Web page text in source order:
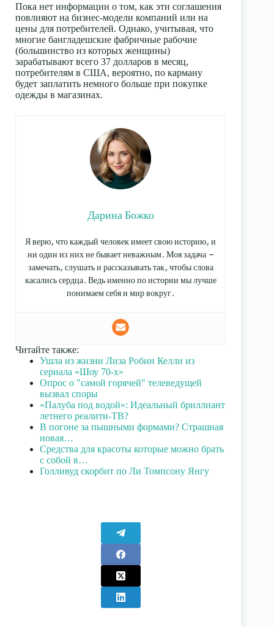
Пока нет информации о том, как эти соглашения
повлияют на бизнес-модели компаний или на
цены для потребителей. Однако, учитывая, что
многие бангладешские фабричные рабочие
(большинство из которых женщины)
зарабатывают всего 37 долларов в месяц,
потребителям в США, вероятно, по карману
будет заплатить немного больше при покупке
одежды в магазинах.
Дарина Божко
Я верю, что каждый человек имеет свою историю, и
ни один из них не бывает неважным. Моя задача —
замечать, слушать и рассказывать так, чтобы слова
касались сердца. Ведь именно по истории мы лучше
понимаем себя и мир вокруг.
Читайте также:
Ушла из жизни Лиза Робин Келли из
сериала «Шоу 70-х»
Опрос о "самой горячей" телеведущей
вызвал споры
«Палуба под водой»: Идеальный бриллиант
летнего реалити-ТВ?
В погоне за пышными формами? Страшная
новая…
Средства для красоты которые можно брать
с собой в…
Голливуд скорбит по Ли Томпсону Янгу